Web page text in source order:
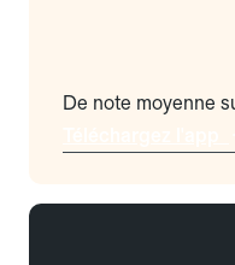
De note moyenne